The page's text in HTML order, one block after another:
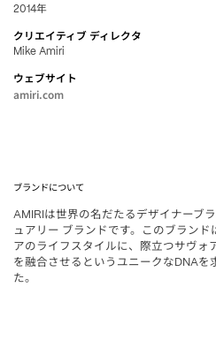
2014年
クリエイティブ ディレクタ
Mike Amiri
ウェブサイト
amiri.com
ブランドについて
AMIRIは世界の名だたるデザイナーブ
ュアリー ブランドです。このブラン
アのライフスタイルに、際立つサヴォ
を融合させるというユニークなDNAを
た。